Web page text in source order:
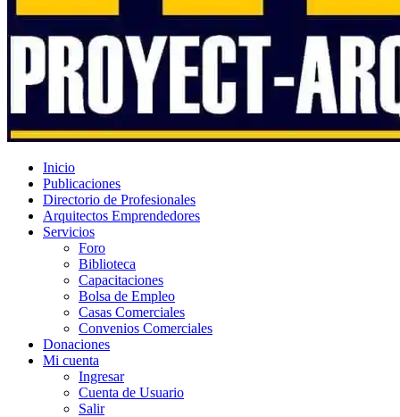
Inicio
Publicaciones
Directorio de Profesionales
Arquitectos Emprendedores
Servicios
Foro
Biblioteca
Capacitaciones
Bolsa de Empleo
Casas Comerciales
Convenios Comerciales
Donaciones
Mi cuenta
Ingresar
Cuenta de Usuario
Salir